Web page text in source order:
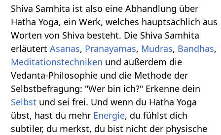
Shiva Samhita ist also eine Abhandlung über
Hatha Yoga, ein Werk, welches hauptsächlich aus
Worten von Shiva besteht. Die Shiva Samhita
erläutertAsanas, Pranayamas, Mudras, Bandhas,
Meditationstechniken und außerdem die
Vedanta-Philosophie und die Methode der
Selbstbefragung: "Wer bin ich?" Erkenne dein
Selbst und sei frei. Und wenn du Hatha Yoga
übst, hast du mehr Energie, du fühlst dich
subtiler, du merkst, du bist nicht der physische